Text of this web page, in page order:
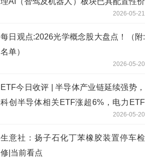
2026-05-21
每日观点:2026光学概念股大盘点！（附:
名单）
2026-05-20
ETF今日收评 | 半导体产业链延续强势，
科创半导体相关ETF涨超6%，电力ETF
2026-05-20
生意社：扬子石化丁苯橡胶装置停车检
修|当前看点